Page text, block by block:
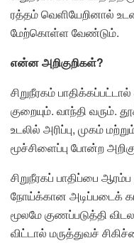
ரத்தம் வெளியேறினால்
மேற்கொள்ள வேண்டும்.
என்ன அறிகுறிகள்?
சிறுநீரகம் பாதிக்கப்பட்டால்
குறையும். வாந்தி வரும்.
உடலில் அரிப்பு, முகம்
மூச்சிளைப்பு போன்ற
சிறுநீரகப் பாதிப்பை
நோய்க்கான அடிப்படைக்
மூலமே குணப்படுத்தி
விட்டால் மருத்துவச்